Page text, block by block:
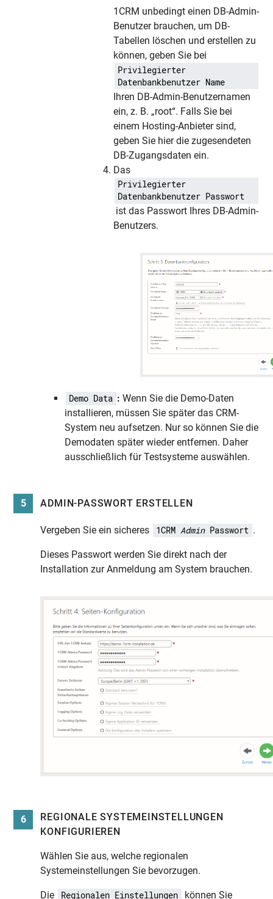
1CRM unbedingt einen DB-Admin-
Benutzer brauchen, um DB-
Tabellen löschen und erstellen zu
können, geben Sie bei
Privilegierter
Datenbankbenutzer Name
Ihren DB-Admin-Benutzernamen
ein, z. B. „root“. Falls Sie bei
einem Hosting-Anbieter sind,
geben Sie hier die zugesendeten
DB-Zugangsdaten ein.
Das
Privilegierter
Datenbankbenutzer Passwort
ist das Passwort Ihres DB-Admin-
Benutzers.
Demo Data : Wenn Sie die Demo-Daten
installieren, müssen Sie später das CRM-
System neu aufsetzen. Nur so können Sie die
Demodaten später wieder entfernen. Daher
ausschließlich für Testsysteme auswählen.
5 ADMIN-PASSWORT ERSTELLEN
Vergeben Sie ein sicheres 1CRMAdminPasswort .
Dieses Passwort werden Sie direkt nach der
Installation zur Anmeldung am System brauchen.
6
REGIONALE SYSTEMEINSTELLUNGEN
KONFIGURIEREN
Wählen Sie aus, welche regionalen
Systemeinstellungen Sie bevorzugen.
Die Regionalen Einstellungen
können Sie